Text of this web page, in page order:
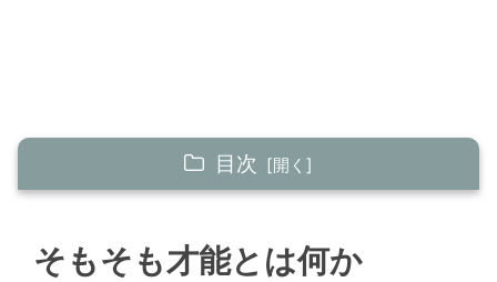
目次
才能とは自然とやってしまう言動のこと
そもそも才能とは何か